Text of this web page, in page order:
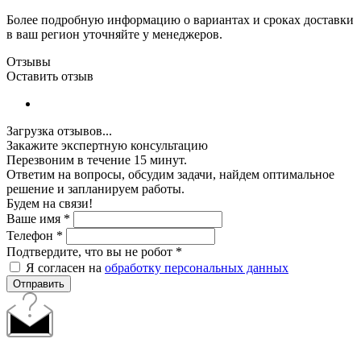
Более подробную информацию о вариантах и сроках доставки
в ваш регион уточняйте у менеджеров.
Отзывы
Оставить отзыв
Загрузка отзывов...
Закажите экспертную консультацию
Перезвоним в течение 15 минут.
Ответим на вопросы, обсудим задачи, найдем оптимальное
решение и запланируем работы.
Будем на связи!
Ваше имя *
Телефон *
Подтвердите, что вы не робот *
Я согласен на обработку персональных данных
Отправить